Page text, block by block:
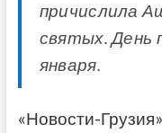
причислила
святых. День
января.
«Новости-